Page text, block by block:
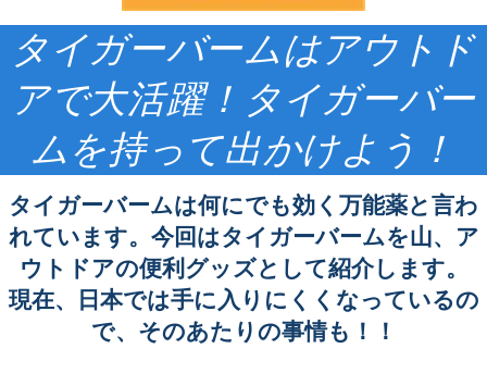
タイガーバームはアウトド
アで大活躍！タイガーバー
ムを持って出かけよう！
タイガーバームは何にでも効く万能薬と言わ
れています。今回はタイガーバームを山、ア
ウトドアの便利グッズとして紹介します。
現在、日本では手に入りにくくなっているの
で、そのあたりの事情も！！